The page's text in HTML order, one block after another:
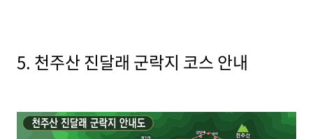
5. 천주산 진달래 군락지 코스 안내